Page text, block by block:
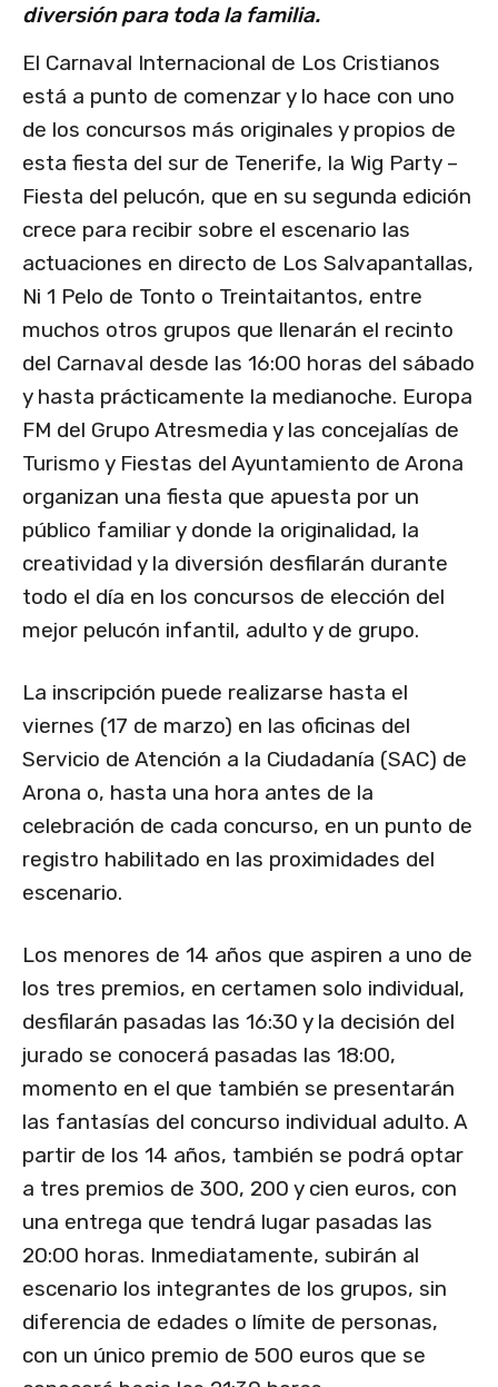
diversión para toda la familia.
El Carnaval Internacional de Los Cristianos
está a punto de comenzar y lo hace con uno
de los concursos más originales y propios de
esta fiesta del sur de Tenerife, la Wig Party –
Fiesta del pelucón, que en su segunda edición
crece para recibir sobre el escenario las
actuaciones en directo de Los Salvapantallas,
Ni 1 Pelo de Tonto o Treintaitantos, entre
muchos otros grupos que llenarán el recinto
del Carnaval desde las 16:00 horas del sábado
y hasta prácticamente la medianoche. Europa
FM del Grupo Atresmedia y las concejalías de
Turismo y Fiestas del Ayuntamiento de Arona
organizan una fiesta que apuesta por un
público familiar y donde la originalidad, la
creatividad y la diversión desfilarán durante
todo el día en los concursos de elección del
mejor pelucón infantil, adulto y de grupo.
La inscripción puede realizarse hasta el
viernes (17 de marzo) en las oficinas del
Servicio de Atención a la Ciudadanía (SAC) de
Arona o, hasta una hora antes de la
celebración de cada concurso, en un punto de
registro habilitado en las proximidades del
escenario.
Los menores de 14 años que aspiren a uno de
los tres premios, en certamen solo individual,
desfilarán pasadas las 16:30 y la decisión del
jurado se conocerá pasadas las 18:00,
momento en el que también se presentarán
las fantasías del concurso individual adulto. A
partir de los 14 años, también se podrá optar
a tres premios de 300, 200 y cien euros, con
una entrega que tendrá lugar pasadas las
20:00 horas. Inmediatamente, subirán al
escenario los integrantes de los grupos, sin
diferencia de edades o límite de personas,
con un único premio de 500 euros que se